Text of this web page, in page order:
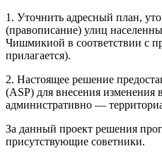
1. Уточнить адресный план,
(правописание) улиц
Чишмикиой в соответствии с
прилагается).
2. Настоящее решение
(ASP) для внесения изменения
административно —
За данный проект решения
присутствующие советники.